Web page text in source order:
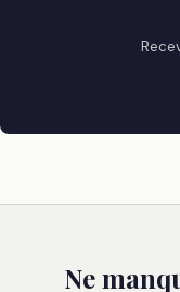
Ne